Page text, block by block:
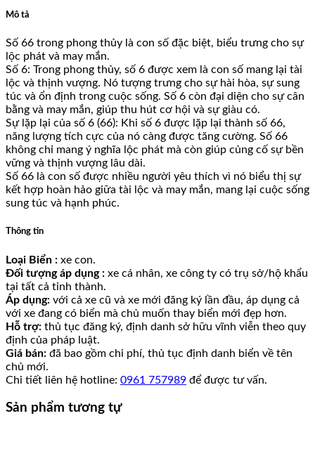
Mô tả
Số 66 trong phong thủy là con số đặc biệt, biểu trưng cho sự
lộc phát và may mắn.
Số 6: Trong phong thủy, số 6 được xem là con số mang lại tài
lộc và thịnh vượng. Nó tượng trưng cho sự hài hòa, sự sung
túc và ổn định trong cuộc sống. Số 6 còn đại diện cho sự cân
bằng và may mắn, giúp thu hút cơ hội và sự giàu có.
Sự lặp lại của số 6 (66): Khi số 6 được lặp lại thành số 66,
năng lượng tích cực của nó càng được tăng cường. Số 66
không chỉ mang ý nghĩa lộc phát mà còn giúp củng cố sự bền
vững và thịnh vượng lâu dài.
Số 66 là con số được nhiều người yêu thích vì nó biểu thị sự
kết hợp hoàn hảo giữa tài lộc và may mắn, mang lại cuộc sống
sung túc và hạnh phúc.
Thông tin
Loại Biển : xe con.
Đối tượng áp dụng : xe cá nhân, xe công ty có trụ sở/hộ khẩu
tại tất cả tỉnh thành.
Áp dụng: với cả xe cũ và xe mới đăng ký lần đầu, áp dụng cả
với xe đang có biển mà chủ muốn thay biển mới đẹp hơn.
Hỗ trợ: thủ tục đăng ký, định danh sở hữu vĩnh viễn theo quy
định của pháp luật.
Giá bán: đã bao gồm chi phí, thủ tục định danh biển về tên
chủ mới.
Chi tiết liên hệ hotline: 0961 757989 để được tư vấn.
Sản phẩm tương tự